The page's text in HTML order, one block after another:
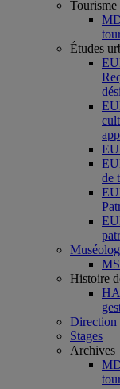
Tourisme
Études
de
Histoire
Direction
Stages
Archives